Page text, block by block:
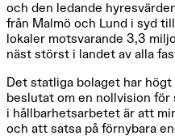
och den ledande
från Malmö och Lund i syd
lokaler motsvarande 3,3
näst störst i landet av alla
Det statliga bolaget har
beslutat om en nollvision
i hållbarhetsarbetet är att
och att satsa på förnybara